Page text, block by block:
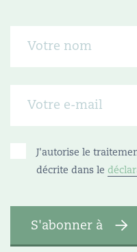
J'autorise le
décrite dans le